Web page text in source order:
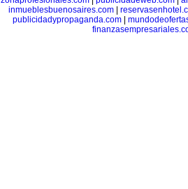
inmueblesbuenosaires.com|
publicidadypropaganda.com|